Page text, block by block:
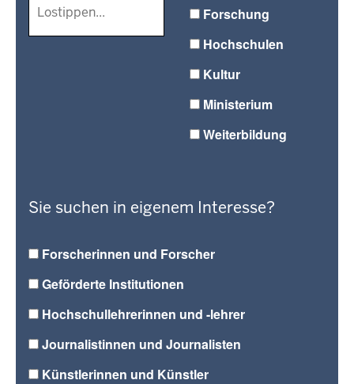
Forschung
Hochschulen
Kultur
Ministerium
Weiterbildung
Sie suchen in eigenem Interesse?
Forscherinnen und Forscher
Geförderte Institutionen
Hochschullehrerinnen und -lehrer
Journalistinnen und Journalisten
Künstlerinnen und Künstler